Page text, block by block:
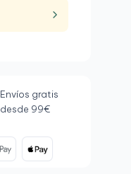
Envíos gratis
desde 99€